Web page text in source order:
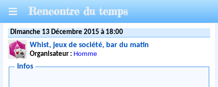
Rencontre du temps
Dimanche 13 Décembre 2015 à 18:00
Whist, jeux de société, bar du matin
Organisateur : Homme
Infos